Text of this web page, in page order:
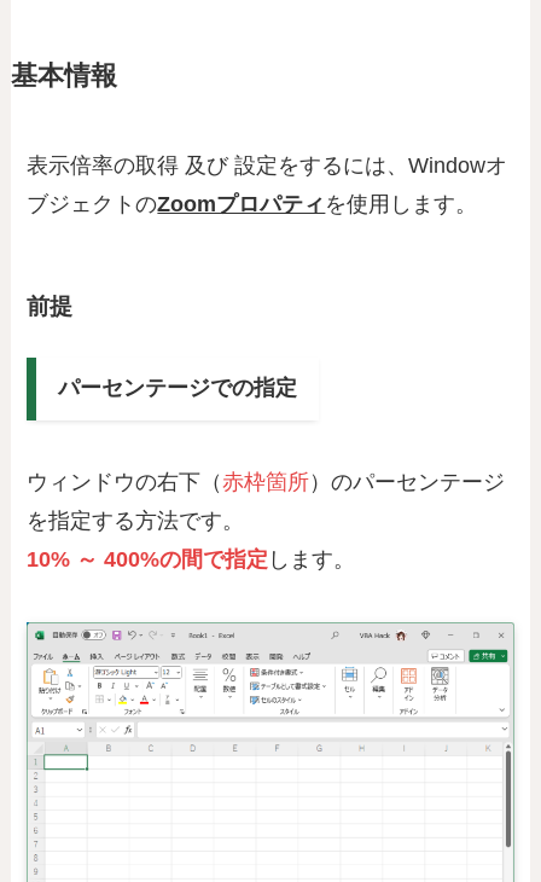
基本情報
表示倍率の取得 及び 設定をするには、Windowオ
ブジェクトのZoomプロパティ を使用します。
前提
パーセンテージでの指定
ウィンドウの右下（赤枠箇所）のパーセンテージ
を指定する方法です。
10% ～ 400%の間で指定 します。